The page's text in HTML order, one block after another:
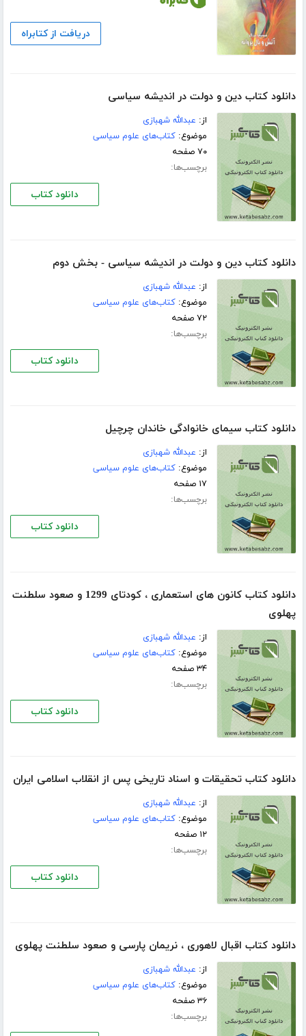
دریافت از کتابراه
دانلود کتاب دین و دولت در اندیشه سیاسی
از: عبدالله شهبازی
موضوع:کتاب‌های علوم سیاسی
۷۰ صفحه
برچسب‌ها:
دانلود کتاب
دانلود کتاب دین و دولت در اندیشه سیاسی - بخش دوم
از: عبدالله شهبازی
موضوع:کتاب‌های علوم سیاسی
۷۲ صفحه
برچسب‌ها:
دانلود کتاب
دانلود کتاب سیمای خانوادگی خاندان چرچیل
از: عبدالله شهبازی
موضوع:کتاب‌های علوم سیاسی
۱۷ صفحه
برچسب‌ها:
دانلود کتاب
دانلود کتاب کانون های استعماری ، کودتای 1299 و صعود سلطنت
پهلوی
از: عبدالله شهبازی
موضوع:کتاب‌های علوم سیاسی
۳۴ صفحه
برچسب‌ها:
دانلود کتاب
دانلود کتاب تحقیقات و اسناد تاریخی پس از انقلاب اسلامی ایران
از: عبدالله شهبازی
موضوع:کتاب‌های علوم سیاسی
۱۲ صفحه
برچسب‌ها:
دانلود کتاب
دانلود کتاب اقبال لاهوری ، نریمان پارسی و صعود سلطنت پهلوی
از: عبدالله شهبازی
موضوع:کتاب‌های علوم سیاسی
۳۶ صفحه
برچسب‌ها: